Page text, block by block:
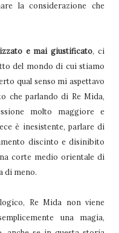
la considerazione che
e mai giustificato, ci
del mondo di cui stiamo
qual senso mi aspettavo
che parlando di Re Mida,
molto maggiore e
è inesistente, parlare di
discinto e disinibito
corte medio orientale di
di meno.
Re Mida non viene
una magia,